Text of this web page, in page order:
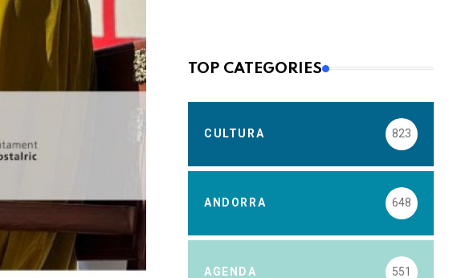
TOP CATEGORIES
CULTURA 823
ANDORRA 648
AGENDA 551